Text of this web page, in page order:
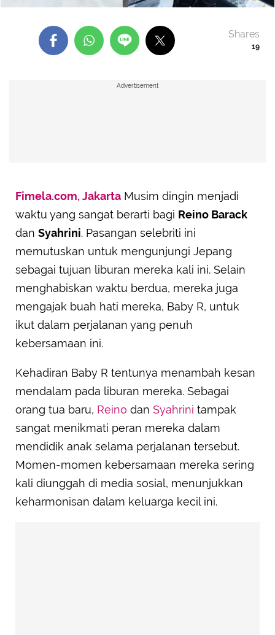
19
Shares
Advertisement
Fimela.com, Jakarta Musim dingin menjadi
waktu yang sangat berarti bagi Reino Barack
dan Syahrini. Pasangan selebriti ini
memutuskan untuk mengunjungi Jepang
sebagai tujuan liburan mereka kali ini. Selain
menghabiskan waktu berdua, mereka juga
mengajak buah hati mereka, Baby R, untuk
ikut dalam perjalanan yang penuh
kebersamaan ini.
Kehadiran Baby R tentunya menambah kesan
mendalam pada liburan mereka. Sebagai
orang tua baru, Reino dan Syahrini tampak
sangat menikmati peran mereka dalam
mendidik anak selama perjalanan tersebut.
Momen-momen kebersamaan mereka sering
kali diunggah di media sosial, menunjukkan
keharmonisan dalam keluarga kecil ini.